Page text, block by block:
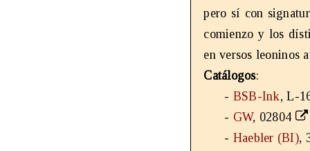
pero sí con
comienzo y los
en versos leoninos
Catálogos:
- BSB-Ink, L-
- GW, 02804
- Haebler (BI),